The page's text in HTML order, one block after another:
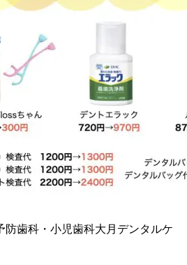
防歯科・小児歯科大月デンタルケ